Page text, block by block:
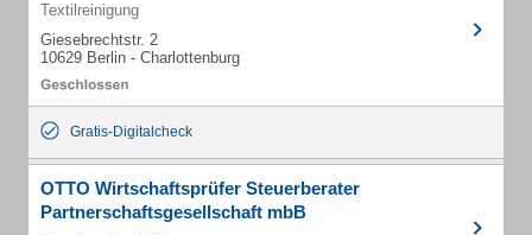
Textilreinigung
Giesebrechtstr. 2
10629 Berlin - Charlottenburg
Gratis-Digitalcheck
OTTO Wirtschaftsprüfer Steuerberater
Partnerschaftsgesellschaft mbB